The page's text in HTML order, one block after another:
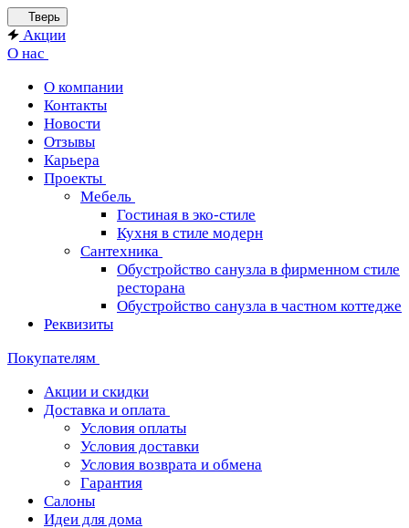
Тверь
Акции
О нас
О компании
Контакты
Новости
Отзывы
Карьера
Проекты
Мебель
Гостиная в эко-стиле
Кухня в стиле модерн
Сантехника
Обустройство санузла в фирменном стиле
ресторана
Обустройство санузла в частном коттедже
Реквизиты
Покупателям
Акции и скидки
Доставка и оплата
Условия оплаты
Условия доставки
Условия возврата и обмена
Гарантия
Салоны
Идеи для дома